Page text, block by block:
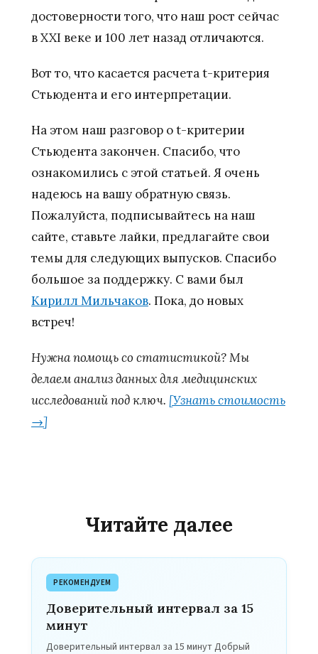
достоверности того, что наш рост сейчас
в XXI веке и 100 лет назад отличаются.
Вот то, что касается расчета t-критерия
Стьюдента и его интерпретации.
На этом наш разговор о t-критерии
Стьюдента закончен. Спасибо, что
ознакомились с этой статьей. Я очень
надеюсь на вашу обратную связь.
Пожалуйста, подписывайтесь на наш
сайте, ставьте лайки, предлагайте свои
темы для следующих выпусков. Спасибо
большое за поддержку. С вами был
Кирилл Мильчаков. Пока, до новых
встреч!
Нужна помощь со статистикой? Мы
делаем анализ данных для медицинских
исследований под ключ. [Узнать стоимость
→]
Читайте далее
РЕКОМЕНДУЕМ
Доверительный интервал за 15
минут
Доверительный интервал за 15 минут Добрый